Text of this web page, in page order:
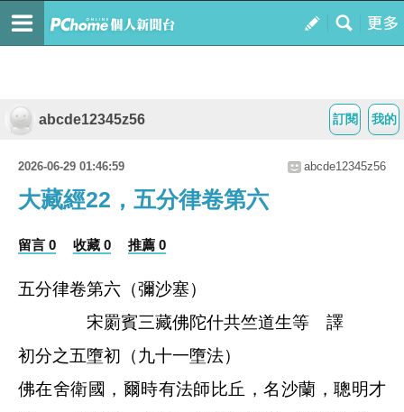
我的
訂閱
abcde12345z56
2026-06-29 01:46:59 abcde12345z56
大藏經22，五分律卷第六
留言 0 收藏 0 推薦 0
五分律卷第六（彌沙塞）
宋罽賓三藏佛陀什共竺道生等 譯
初分之五墮初（九十一墮法）
佛在舍衛國，爾時有法師比丘，名沙蘭，聰明才